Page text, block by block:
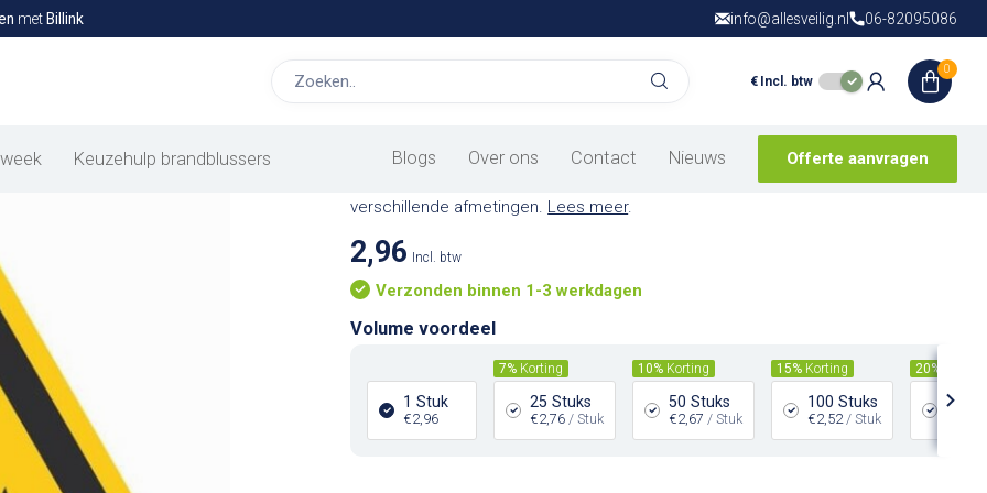
metBillink Gratis verzendingvanaf € 150,- in
info@allesveilig.nl 06-82095086
€ Incl. btw
0
Keuzehulp brandblussers Blogs Over ons Contact Nieuws Offerte aanvragen
Het gasflessen waarschuwingspictogram is gemaakt om jouw werknemers te
beschermen tegen mogelijke gevaren op de werkvloer en is leverbaar in
verschillende afmetingen. Lees meer.
2,96 Incl. btw
Verzonden binnen 1-3 werkdagen
Volume voordeel
1 Stuk
€2,96
7% Korting
25 Stuks
€2,76 / Stuk
10% Korting
50 Stuks
€2,67 / Stuk
15% Korting
100 Stuks
€2,52 / Stuk
20%
200